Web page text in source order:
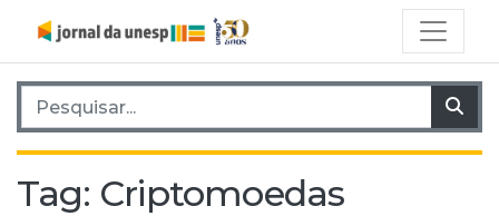
Pesquisar por:
Tag: Criptomoedas